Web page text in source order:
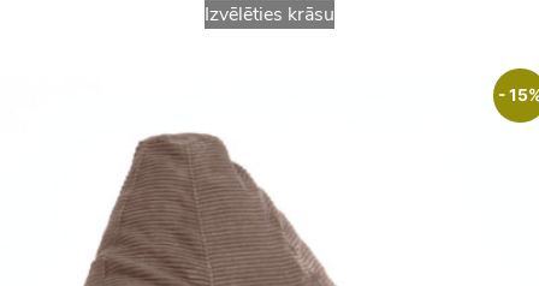
Izvēlēties krāsu
-